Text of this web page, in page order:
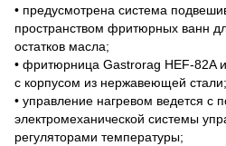
• предусмотрена система
пространством фритюрных ванн
остатков масла;
• фритюрница Gastrorag HEF-82A
с корпусом из нержавеющей стали;
• управление нагревом ведется с
электромеханической системы
регуляторами температуры;